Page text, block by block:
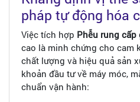
pháp tự động hóa
Việc tích hợp Phễu rung cấp
cao là minh chứng cho cam
chất lượng và hiệu quả sản
khoản đầu tư về máy móc,
chuẩn vận hành: